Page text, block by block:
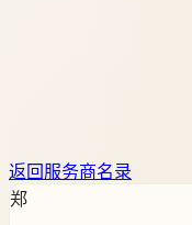
返回服务商名录
郑